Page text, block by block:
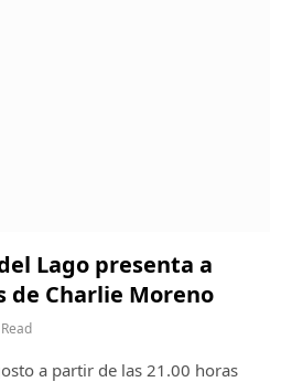
Lago presenta a
de Charlie Moreno
a partir de las 21.00 horas